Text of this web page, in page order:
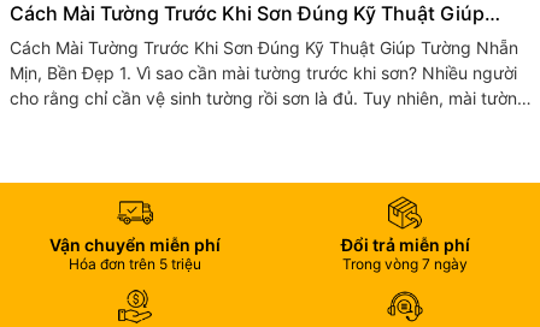
Cách Mài Tường Trước Khi Sơn Đúng Kỹ Thuật Giúp
Tường Nhẵn Mịn, Bền Đẹp
Cách Mài Tường Trước Khi Sơn Đúng Kỹ Thuật Giúp Tường Nhẵn
Mịn, Bền Đẹp 1. Vì sao cần mài tường trước khi sơn? Nhiều người
cho rằng chỉ cần vệ sinh tường rồi sơn là đủ. Tuy nhiên, mài tường
Vận chuyển miễn phí
Hóa đơn trên 5 triệu
Đổi trả miễn phí
Trong vòng 7 ngày